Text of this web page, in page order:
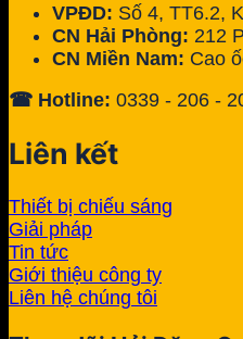
VPĐD: Số 4, TT6.2,
CN Hải Phòng: 212
CN Miền Nam: Cao
☎ Hotline: 0339 - 206 -
Liên kết
Thiết bị chiếu sáng
Giải pháp
Tin tức
Giới thiệu công ty
Liên hệ chúng tôi